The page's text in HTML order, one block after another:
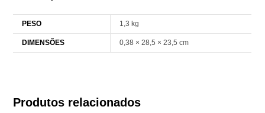
PESO 1,3 kg
DIMENSÕES 0,38 × 28,5 × 23,5 cm
Produtos relacionados